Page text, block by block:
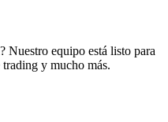
Nuestro equipo está listo para
y mucho más.